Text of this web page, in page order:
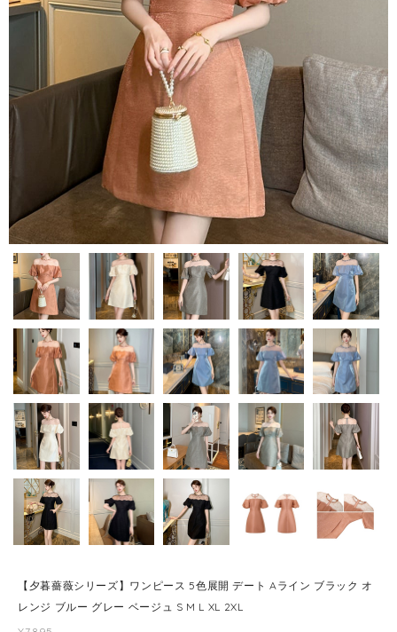
【夕暮薔薇シリーズ】ワンピース 5色展開 デート Aライン ブラック オ
レンジ ブルー グレー ベージュ S M L XL 2XL